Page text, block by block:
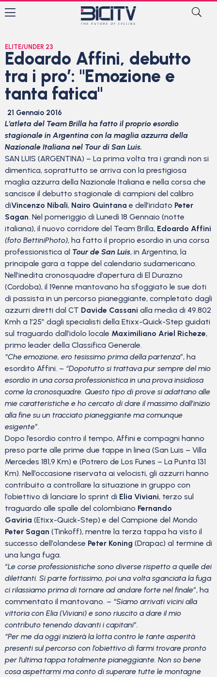
ELITE/UNDER 23
Edoardo Affini, debutto
tra i pro’: "Emozione e
tanta fatica"
21 Gennaio 2016
L’atleta del Team Brilla ha fatto il proprio esordio
stagionale in Argentina con la maglia azzurra della
Nazionale Italiana nel Tour di San Luis.
SAN LUIS (ARGENTINA) – La prima volta tra i grandi non si
dimentica, soprattutto se arriva con la prestigiosa
maglia azzurra della Nazionale Italiana e nella corsa che
sancisce il debutto stagionale di campioni del calibro
diVincenzo Nibali, Nairo Quintana e dell’iridato Peter
Sagan. Nel pomeriggio di Lunedì 18 Gennaio (notte
italiana), il nuovo corridore del Team Brilla, Edoardo Affini
(foto BettiniPhoto), ha fatto il proprio esordio in una corsa
professionistica al Tour de San Luis, in Argentina, la
principale gara a tappe del calendario sudamericano.
Nell’inedita cronosquadre d’apertura di El Durazno
(Cordoba), il 19enne mantovano ha sfoggiato le sue doti
di passista in un percorso pianeggiante, completato dagli
azzurri diretti dal CT Davide Cassani alla media di 49.802
Kmh a 1’25” dagli specialisti della Etixx-Quick-Step guidati
sul traguardo dall’idolo locale Maximiliano Ariel Richeze,
primo leader della Classifica Generale.
“Che emozione, ero tesissimo prima della partenza”, ha
esordito Affini. – “Dopotutto si trattava pur sempre del mio
esordio in una corsa professionistica in una prova insidiosa
come la cronosquadre. Questo tipo di prove si adattano alle
mie caratteristiche e ho cercato di dare il massimo dall’inizio
alla fine su un tracciato pianeggiante ma comunque
esigente”.
Dopo l’esordio contro il tempo, Affini e compagni hanno
preso parte alle prime due tappe in linea (San Luis – Villa
Mercedes 181,9 Km) e (Potrero de Los Funes – La Punta 131
Km). Nell’occasione riservata ai velocisti, gli azzurri hanno
contribuito a controllare la situazione in gruppo con
l’obiettivo di lanciare lo sprint di Elia Viviani, terzo sul
traguardo alle spalle del colombiano Fernando
Gaviria (Etixx-Quick-Step) e del Campione del Mondo
Peter Sagan (Tinkoff), mentre la terza tappa ha visto il
successo dell’olandese Peter Koning (Drapac) al termine di
una lunga fuga.
“Le corse professionistiche sono diverse rispetto a quelle dei
dilettanti. Si parte fortissimo, poi una volta sganciata la fuga
ci rilassiamo prima di tornare ad andare forte nel finale”, ha
commentato il mantovano. – “Siamo arrivati vicini alla
vittoria con Elia (Viviani) e sono riuscito a dare il mio
contributo tenendo davanti i capitani”.
“Per me da oggi inizierà la lotta contro le tante asperità
presenti sul percorso con l’obiettivo di farmi trovare pronto
per l’ultima tappa totalmente pianeggiante. Non so bene
cosa aspettarmi ma conto di superare tutte le montagne